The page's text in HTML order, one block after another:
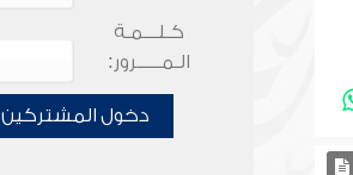
كـلـــمـة
الـمـــــرور:
دخول المشتركين